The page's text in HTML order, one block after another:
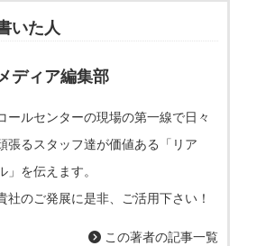
いた人
ディア編集部
ールセンターの現場の第一線で日々
張るスタッフ達が価値ある「リア
」を伝えます。
社のご発展に是非、ご活用下さい！
この著者の記事一覧